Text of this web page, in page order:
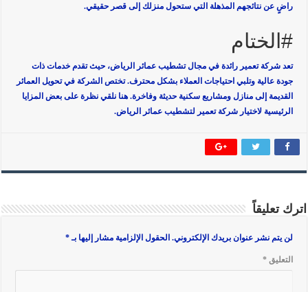
راضٍ عن نتائجهم المذهلة التي ستحول منزلك إلى قصر حقيقي.
#الختام
تعد شركة تعمير رائدة في مجال تشطيب عمائر الرياض، حيث تقدم خدمات ذات
جودة عالية وتلبي احتياجات العملاء بشكل محترف. تختص الشركة في تحويل العمائر
القديمة إلى منازل ومشاريع سكنية حديثة وفاخرة. هنا نلقي نظرة على بعض المزايا
الرئيسية لاختيار شركة تعمير لتشطيب عمائر الرياض.
اترك تعليقاً
لن يتم نشر عنوان بريدك الإلكتروني. الحقول الإلزامية مشار إليها بـ*
التعليق*